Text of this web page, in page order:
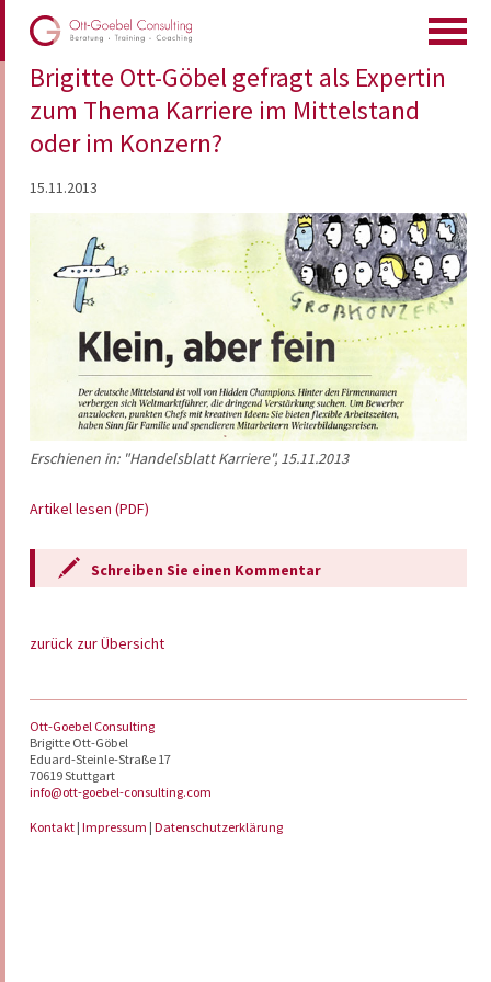
Brigitte Ott-Göbel gefragt als Expertin
zum Thema Karriere im Mittelstand
oder im Konzern?
15.11.2013
Erschienen in: "Handelsblatt Karriere", 15.11.2013
Artikel lesen (PDF)
Schreiben Sie einen Kommentar
zurück zur Übersicht
Ott-Goebel Consulting
Brigitte Ott-Göbel
Eduard-Steinle-Straße 17
70619 Stuttgart
info@ott-goebel-consulting.com
Kontakt |Impressum |Datenschutzerklärung